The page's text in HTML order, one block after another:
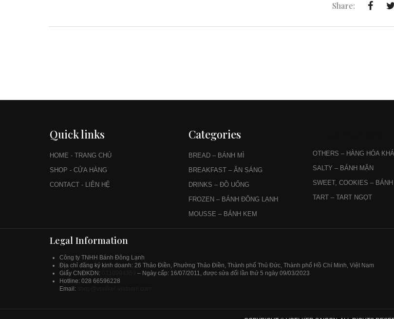
Share:
Quick links
HOME - TRANG CHỦ
SHOP - CỬA HÀNG
CONTACT - LIÊN HỆ
Categories
BREAD – BÁNH MÌ
BREAKFAST – ĂN SÁNG
DRINKS – ĐỒ UỐNG
FROZEN – BÁNH ĐÔNG LẠNH
MOUSSE – BÁNH KEM
OTHERS – HÀNG HÓA
SALTY – BÁNH MẶN
SWEET, COOKIES –
TART – TART NGỌT
Legal Information
Công ty TNHH Bánh Đông Lạnh
Địa chỉ đăng ký kinh doanh: 26 Thảo Điền, Phường Thảo Điền, Thành phố Thủ Đức, Thành phố Hồ Chí Minh, Việt Nam
Giấy CNĐKDN:
– Ngày cấp: 16/07/2011, được sửa đổi lần thứ 5 ngày 09/03/2023
Hotline: 028 66596228
Email: